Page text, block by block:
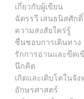
เกี่ยวกับผู้เขียน
ฉัตรรวี เสนธนิสศัก
ความสงสัยใคร่รู้
ชื่นชอบการเดินทาง
รักการอ่านและขีดเ
นึกคิด
เกิดและเติบโตในจั
อักษรศาสตร์